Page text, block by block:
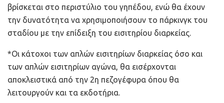
βρίσκεται στο περιστύλιο του γηπέδου, ενώ θα έχουν
την δυνατότητα να χρησιμοποιήσουν το πάρκινγκ του
σταδίου με την επίδειξη του εισιτηρίου διαρκείας.
*Οι κάτοχοι των απλών εισιτηρίων διαρκείας όσο και
των απλών εισιτηρίων αγώνα, θα εισέρχονται
αποκλειστικά από την 2η πεζογέφυρα όπου θα
λειτουργούν και τα εκδοτήρια.